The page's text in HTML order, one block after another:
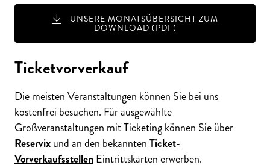
A
USSER
G
EW
Ö
H
N
LIC
H
E K
O
N
ZER
TER
LEBN
ISSE
S
T
E
H
E
N
SI
E
A
U
F
P
E
R
F
O
R
M
A
N
C
E
S
?
UNSERE MONATSÜBERSICHT ZUM
DOWNLOAD (PDF)
Ticketvorverkauf
Die meisten Veranstaltungen können Sie bei uns
kostenfrei besuchen. Für ausgewählte
Großveranstaltungen mit Ticketing können Sie über
Reservixund an den bekanntenTicket-
VorverkaufsstellenEintrittskarten erwerben.